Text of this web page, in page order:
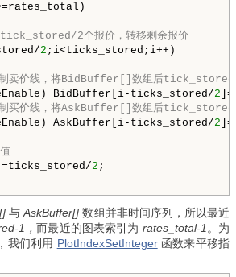
2个报价，转移剩余报价
2 ;i<ticks_stored;i++)
卖价线，将BidBuffer[]数组后tick_stored/
BidBuffer[i-ticks_stored/2
买价线，将AskBuffer[]数组后tick_stored/
AskBuffer[i-ticks_stored/2
2 ;
与AskBuffer[] 数组并非时间序列，所以最近
1，而最近的图表索引为 rates_total-1。为
我们利用 PlotIndexSetInteger函数来平移指